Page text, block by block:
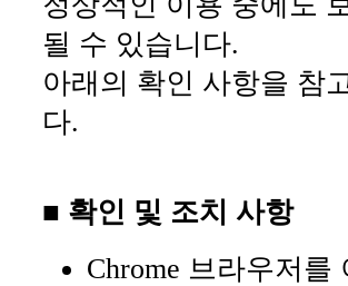
될 수 있습니다.
아래의 확인 사항을 참
다.
■ 확인 및 조치 사항
Chrome 브라우저